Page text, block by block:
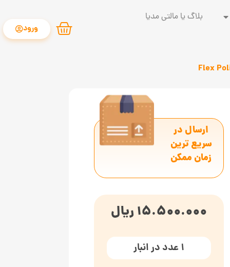
بلاگ یا مالتی مدیا
ورود
ارسال در
سریع ترین
زمان ممکن
15.500.000 ریال
1 عدد در انبار